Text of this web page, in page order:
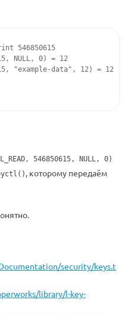
546850615
NULL, 0) = 12
"example-data", 12) = 12
546850615, NULL, 0)
, которому передаём
security/keys.t
library/l-key-